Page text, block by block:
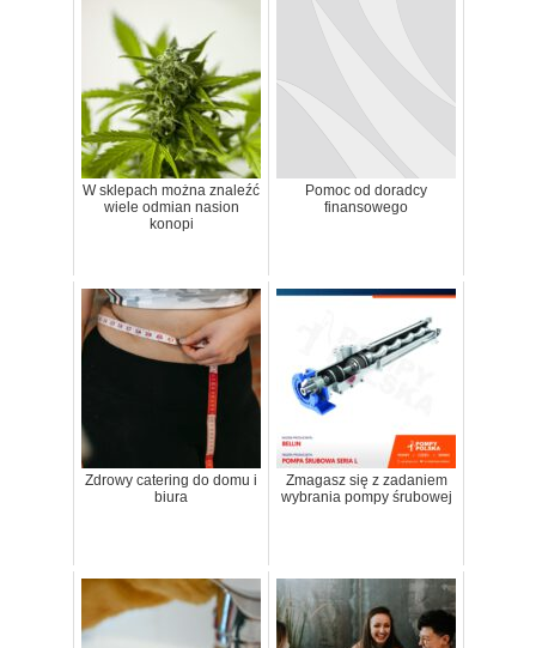
W sklepach można znaleźć
wiele odmian nasion
konopi
Pomoc od doradcy
finansowego
Zdrowy catering do domu i
biura
Zmagasz się z zadaniem
wybrania pompy śrubowej